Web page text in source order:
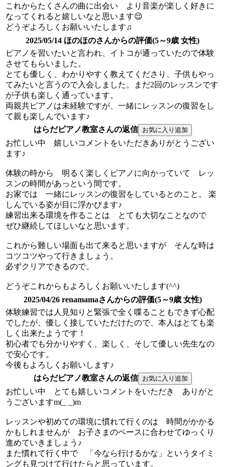
これからたくさんの曲に出会い より音楽が楽しく好きに
なってくれると嬉しいなと思います😌
どうぞよろしくお願いいたします♫
2025/05/14 ほのほのさんからの評価(5～9歳 女性)
ピアノを習いたいと言われ、イトコが通っていたので体験
させてもらいました。
とても優しく、わかりやすく教えてくださり、子供もやっ
てみたいと言うので入会しました。まだ2回のレッスンです
が子供も楽しく通っています。
両親共ピアノは未経験ですが、一緒にレッスンの復習をし
て親も楽しんでいます♪
はらだピアノ教室さんの返信
お忙しい中 嬉しいコメントをいただきありがとうござい
ます♪
体験の時から 明るく楽しくピアノに向かっていて レッ
スンの時間があっという間です。
お家では 一緒にレッスンの復習をしているとのこと。 楽
しんでいる姿が目に浮かびます♪
練習出来る環境を作ることは とても大切なことなので
ぜひ継続してほしいなと思います。
これから難しい場面も出て来ると思いますが そんな時は
コツコツやって行きましょう。
必ずクリアできるので。
どうぞこれからもよろしくお願いいたします(^^)
2025/04/26 renamamaさんからの評価(5～9歳 女性)
体験練習では人見知りと緊張で全く喋ることもできず心配
でしたが、優しく接していただけたので、本人はとても楽
しく出来たようです！
初心者でも分かりやすく、楽しく、そして優しい先生なの
で安心です。
今後もよろしくお願いします♪
はらだピアノ教室さんの返信
お忙しい中 とても嬉しいコメントをいただき ありがと
うございますm(_ _)m
レッスンや初めての環境に慣れて行くのは 時間がかかる
かもしれませんが お子さまのペースに合わせてゆっくり
進めていきましょう♪
また慣れて行く中で 「今なら行けるかな」というタイミ
ングも見つけて行けたらと思っています。